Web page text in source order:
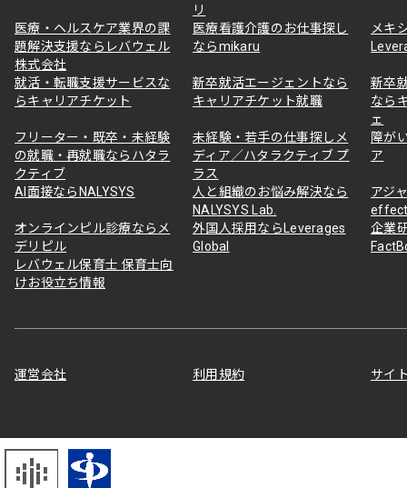
リ
医療・ヘルスケア業界の課
題解決支援ならレバウェル
株式会社
医療看護介護のお仕事探し
ならmikaru
メキ
就活・転職支援サービスな
らキャリアチケット
新卒就活エージェントなら
キャリアチケット就職
新卒
なら
ェ
フリーター・既卒・未経験
の就職・再就職ならハタラ
クティブ
未経験・若手の仕事探しメ
ディア／ハタラクティブ プ
ラス
障が
ア
AI面接ならNALYSYS
人と組織のお悩み解決なら
NALYSYS Lab.
アジ
オンラインピル診療ならメ
デリピル
外国人採用ならLeverages
Global
企業
レバウェル保育士 保育士向
けお役立ち情報
運営会社 利用規約 サイ